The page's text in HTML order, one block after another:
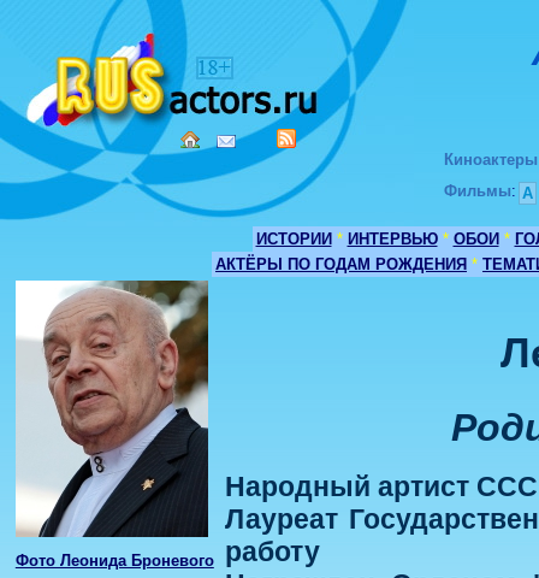
Киноактеры
Фильмы: А
ИСТОРИИ * ИНТЕРВЬЮ * ОБОИ *
АКТЁРЫ ПО ГОДАМ РОЖДЕНИЯ *
Фото Леонида Броневого
Народный артист
Лауреат
работу